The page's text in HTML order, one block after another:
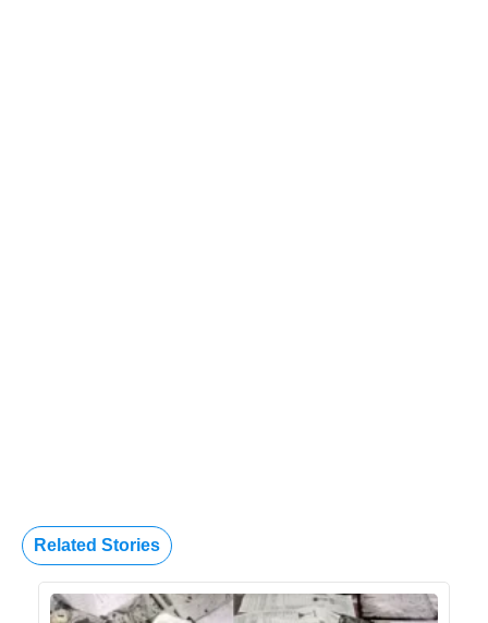
Related Stories